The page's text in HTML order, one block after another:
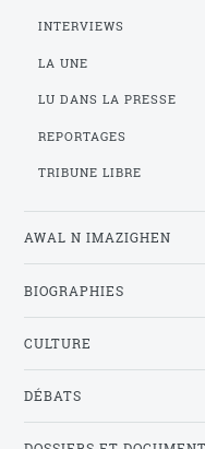
INTERVIEWS
LA UNE
LU DANS LA PRESSE
REPORTAGES
TRIBUNE LIBRE
AWAL N IMAZIGHEN
BIOGRAPHIES
CULTURE
DÉBATS